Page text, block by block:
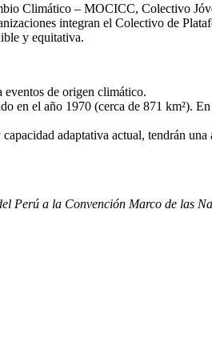
Climático – MOCICC, Colectivo
integran el Colectivo de
y equitativa.
eventos de origen climático.
el año 1970 (cerca de 871 km²).
adaptativa actual, tendrán
Perú a la Convención Marco de las